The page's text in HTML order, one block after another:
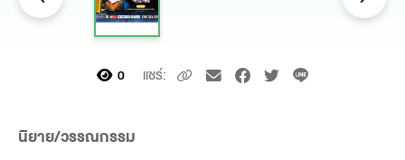
0 แชร์:
นิยาย/วรรณกรรม